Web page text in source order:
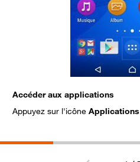
Accéder aux applications
Appuyez sur l'icône Applications